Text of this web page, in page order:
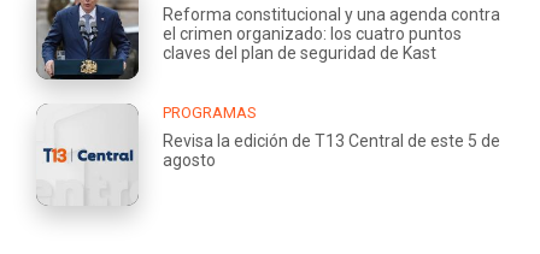
Reforma constitucional y una agenda contra
el crimen organizado: los cuatro puntos
claves del plan de seguridad de Kast
PROGRAMAS
Revisa la edición de T13 Central de este 5 de
agosto